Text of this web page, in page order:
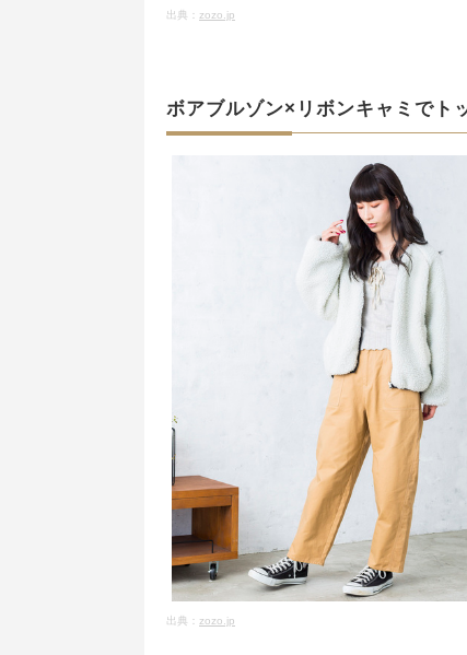
出典： zozo.jp
ボアブルゾン×リボンキャミでト
出典： zozo.jp